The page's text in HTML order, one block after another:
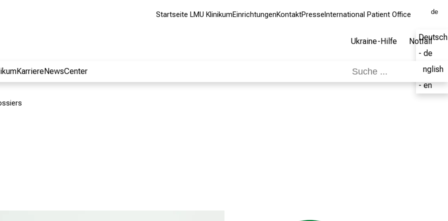
Startseite LMU KlinikumEinrichtungenKontaktPresse International Patient Office de
Deutsch
- de
English
- en
Ukraine-Hilfe Notfall
KarriereNewsCenter